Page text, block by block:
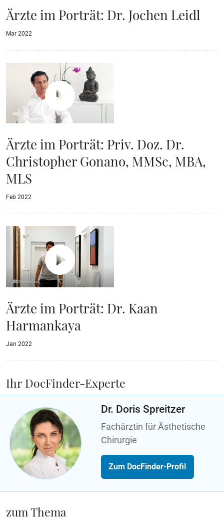
Ärzte im Porträt: Dr. Jochen Leidl
Mar 2022
Ärzte im Porträt: Priv. Doz. Dr.
Christopher Gonano, MMSc, MBA,
MLS
Feb 2022
Ärzte im Porträt: Dr. Kaan
Harmankaya
Jan 2022
Ihr DocFinder-Experte
Dr. Doris Spreitzer
Fachärztin für Ästhetische
Chirurgie
Zum DocFinder-Profil
zum Thema